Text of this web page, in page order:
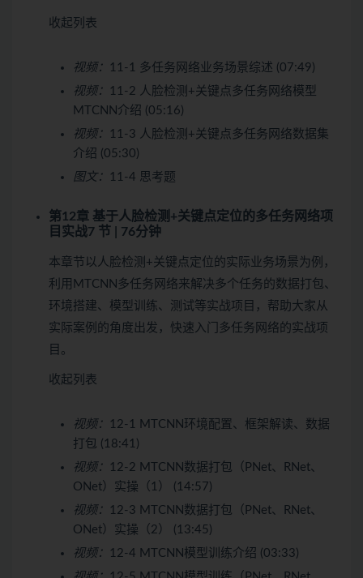
收起列表
视频：
11-1 多任务网络业务场景综述 (07:49)
视频：
11-2 人脸检测+关键点多任务网络模型
MTCNN介绍 (05:16)
视频：
11-3 人脸检测+关键点多任务网络数据集
介绍 (05:30)
图文：
11-4 思考题
第12章 基于人脸检测+关键点定位的多任务网络项
目实战7 节 | 76分钟
本章节以人脸检测+关键点定位的实际业务场景为例，
利用MTCNN多任务网络来解决多个任务的数据打包、
环境搭建、模型训练、测试等实战项目，帮助大家从
实际案例的角度出发，快速入门多任务网络的实战项
目。
收起列表
视频：
12-1 MTCNN环境配置、框架解读、数据
打包 (18:41)
视频：
12-2 MTCNN数据打包（PNet、RNet、
ONet）实操（1） (14:57)
视频：
12-3 MTCNN数据打包（PNet、RNet、
ONet）实操（2） (13:45)
视频：
12-4 MTCNN模型训练介绍 (03:33)